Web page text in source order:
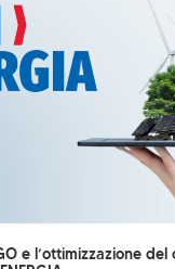
e l’ottimizzazione del